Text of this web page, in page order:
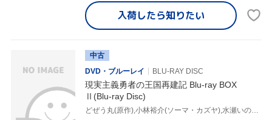
入荷したら知りたい
中古
DVD・ブルーレイ
BLU-RAY DISC
現実主義勇者の王国再建記 Blu-ray BOX
Ⅱ(Blu-ray Disc)
どぜう丸(原作),小林裕介(ソーマ・カズヤ),水瀬いのり(リーシア・エルフリーデン),長谷川育美(アイーシャ・ウドガルド),上田麗奈(ジュナ・ドーマ),興津和幸(ハクヤ・クオンミン),大塚舞(キャラクターデザイン),立山秋航(音楽)